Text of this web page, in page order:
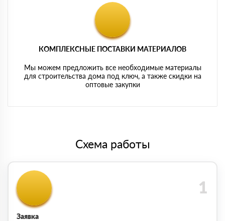
КОМПЛЕКСНЫЕ ПОСТАВКИ МАТЕРИАЛОВ
Мы можем предложить все необходимые материалы
для строительства дома под ключ, а также скидки на
оптовые закупки
Схема работы
Заявка